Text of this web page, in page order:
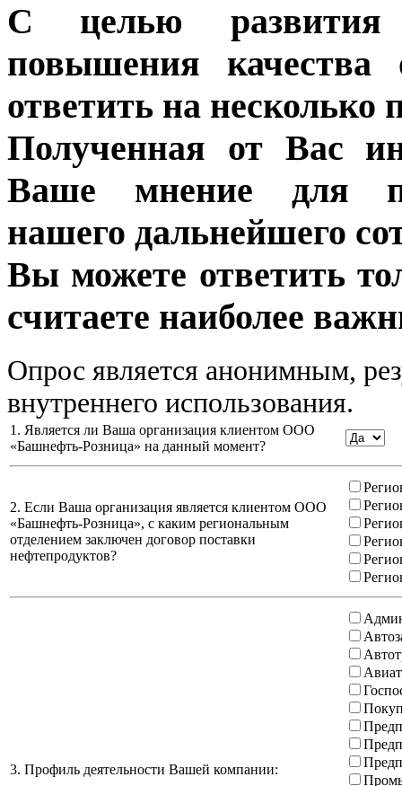
С целью развития
повышения качества
ответить на несколько
Полученная от Вас
Ваше мнение для
нашего дальнейшего
Вы можете ответить
считаете наиболее
Опрос является анонимным,
внутреннего использования.
1. Является ли Ваша организация клиентом ООО
«Башнефть-Розница» на данный момент?
2. Если Ваша организация является клиентом ООО
«Башнефть-Розница», с каким региональным
отделением заключен договор поставки
нефтепродуктов?
3. Профиль деятельности Вашей компании: